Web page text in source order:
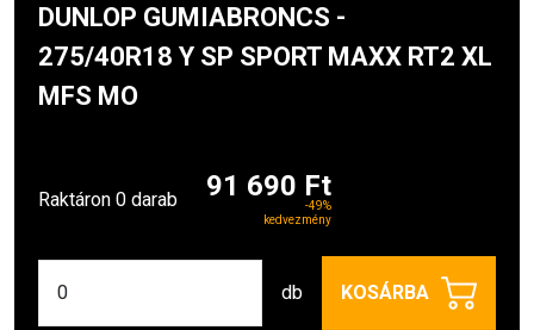
DUNLOP GUMIABRONCS -
275/40R18 Y SP SPORT MAXX RT2 XL
MFS MO
Raktáron 0 darab 91 690 Ft
-49%
kedvezmény
db KOSÁRBA